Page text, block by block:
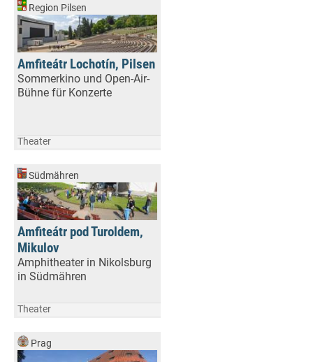
Region Pilsen
Amfiteátr Lochotín, Pilsen
Sommerkino und Open-Air-
Bühne für Konzerte
Theater
Südmähren
Amfiteátr pod Turoldem,
Mikulov
Amphitheater in Nikolsburg
in Südmähren
Theater
Prag